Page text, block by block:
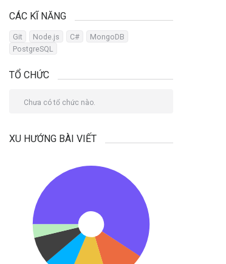
CÁC KĨ NĂNG
Git Node.js C#
MongoDB
PostgreSQL
TỔ CHỨC
Chưa có tổ chức nào.
XU HƯỚNG BÀI VIẾT